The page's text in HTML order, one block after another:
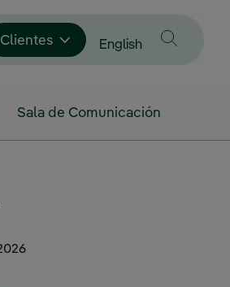
externo, se abre en ventana
Clientes Cambiar idioma a
English
Sala de Comunicación